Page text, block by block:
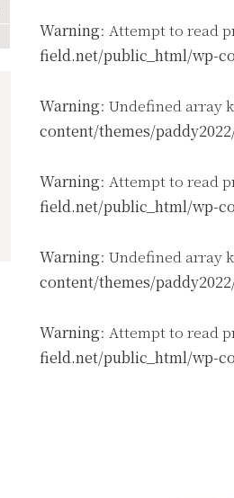
Warning: Attempt to read
field.net/public_html/wp-
Warning: Undefined array
content/themes/
Warning: Attempt to read
field.net/public_html/wp-
Warning: Undefined array
content/themes/
Warning: Attempt to read
field.net/public_html/wp-